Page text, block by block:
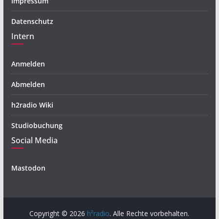
Datenschutz
Intern
Anmelden
Abmelden
h2radio Wiki
Studiobuchung
Social Media
Mastodon
Copyright © 2026 h²radio. Alle Rechte vorbehalten.